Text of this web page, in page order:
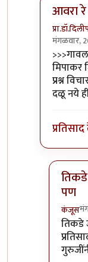
आवरा रे
मंगळवार,
In
मिपाकर
प्रश्न
दळू नये
पण
कंजूस
In
तिकडे